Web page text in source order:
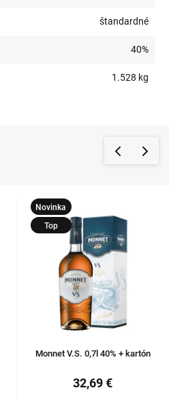
štandardné
40%
1.528 kg
Novinka
Top
Monnet V.S. 0,7l 40% + kartón
32,69 €